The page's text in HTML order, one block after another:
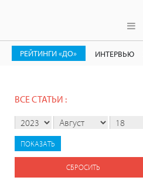
РЕЙТИНГИ «ДО» ИНТЕРВЬЮ
ВСЕ СТАТЬИ :
СБРОСИТЬ